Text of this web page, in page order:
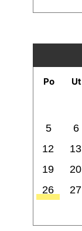
Po Ut
5
6
12
13
19
20
26
27